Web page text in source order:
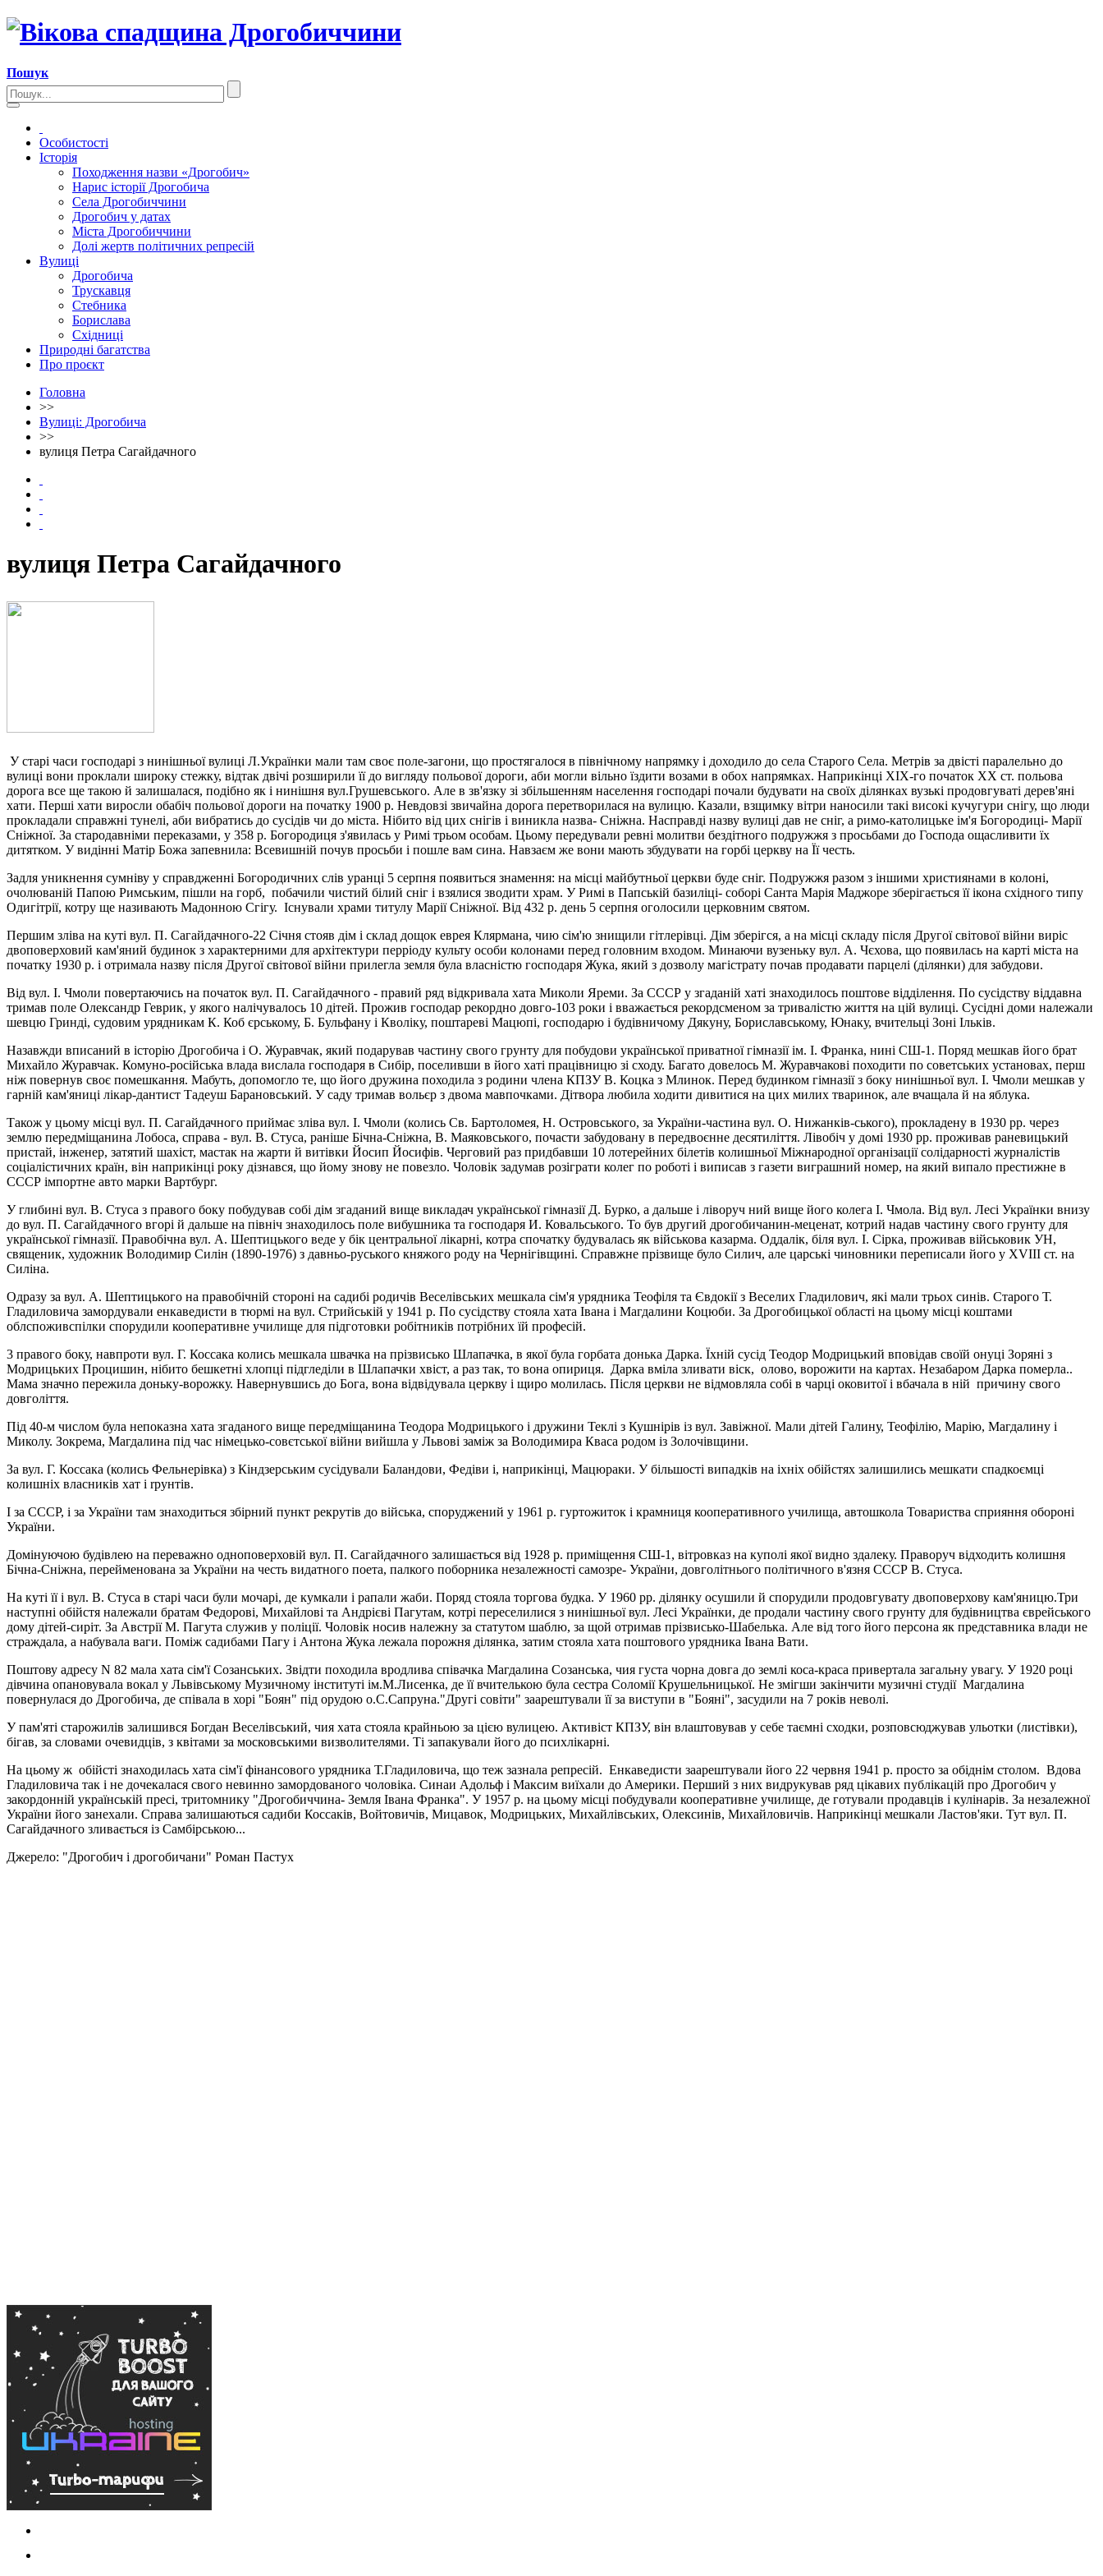
Пошук
Особистості
Історія
Походження назви «Дрогобич»
Нарис історії Дрогобича
Села Дрогобиччини
Дрогобич у датах
Міста Дрогобиччини
Долі жертв політичних репресій
Вулиці
Дрогобича
Трускавця
Стебника
Борислава
Східниці
Природні багатства
Про проєкт
Головна
>>
Вулиці: Дрогобича
>>
вулиця Петра Сагайдачного
вулиця Петра Сагайдачного
У старі часи господарі з нинішньої вулиці Л.Українки мали там своє поле-загони, що простягалося в північному напрямку і доходило до села Старого Села. Метрів за двісті паралельно до
вулиці вони проклали широку стежку, відтак двічі розширили її до вигляду польової дороги, аби могли вільно їздити возами в обох напрямках. Наприкінці ХІХ-го початок ХХ ст. польова
дорога все ще такою й залишалася, подібно як і нинішня вул.Грушевського. Але в зв'язку зі збільшенням населення господарі почали будувати на своїх ділянках вузькі продовгуваті дерев'яні
хати. Перші хати виросли обабіч польової дороги на початку 1900 р. Невдовзі звичайна дорога перетворилася на вулицю. Казали, взщимку вітри наносили такі високі кучугури снігу, що люди
прокладали справжні тунелі, аби вибратись до сусідів чи до міста. Нібито від цих снігів і виникла назва- Сніжна. Насправді назву вулиці дав не сніг, а римо-католицьке ім'я Богородиці- Марії
Сніжної. За стародавніми переказами, у 358 р. Богородиця з'явилась у Римі трьом особам. Цьому передували ревні молитви бездітного подружжя з просьбами до Господа ощасливити їх
дитятком. У видінні Матір Божа запевнила: Всевишній почув просьби і пошле вам сина. Навзаєм же вони мають збудувати на горбі церкву на Її честь.
Задля уникнення сумніву у справдженні Богородичних слів уранці 5 серпня появиться знамення: на місці майбутньої церкви буде сніг. Подружжя разом з іншими християнами в колоні,
очолюваній Папою Римським, пішли на горб, побачили чистий білий сніг і взялися зводити храм. У Римі в Папській базиліці- соборі Санта Марія Маджоре зберігається її ікона східного типу
Одигітрії, котру ще називають Мадонною Сгігу. Існували храми титулу Марії Сніжної. Від 432 р. день 5 серпня оголосили церковним святом.
Першим зліва на куті вул. П. Сагайдачного-22 Cічня стояв дім і склад дощок еврея Клярмана, чию сім'ю знищили гітлерівці. Дім зберігся, а на місці складу після Другої світової війни вирiс
двоповерховий кам'яний будинок з характерними для архітектури перpiоду культу особи колонами перед головним входом. Минаючи вузеньку вул. А. Чєхова, що появилась на карті міста на
початку 1930 р. i отримала назву після Другої світової війни прилегла земля була власністю господаря Жука, який з дозволу магiстрату почав продавати парцелі (ділянки) для забудови.
Від вул. І. Чмоли повертаючись на початок вул. П. Сагайдачного - правий ряд відкривала хата Миколи Яреми. За СССР у згаданій хаті знаходилось поштове відділення. По сусідству віддавна
тримав поле Олександр Геврик, у якого налічувалось 10 дітей. Прожив господар рекордно довго-103 роки і вважається рекордсменом за тривалістю життя на цій вулиці. Сусідні доми належали
шевцю Гринді, судовим урядникам К. Коб єрському, Б. Бульфану і Кволіку, поштареві Мацюпі, господарю і будівничому Дякуну, Бориславському, Юнаку, вчительці Зоні Ільків.
Назавжди вписаний в історію Дрогобича і О. Журавчак, який подарував частину свого грунту для побудови української приватної гімназії ім. I. Франка, нині СШ-1. Поряд мешкав його брат
Михайло Журавчак. Комуно-російська влада вислала господаря в Сибір, поселивши в його хаті працівницю зі сходу. Багато довелось М. Журавчакові походити по советських установах, перш
ніж повернув своє помешкання. Мабуть, допомогло те, що його дружина походила з родини члена КПЗУ В. Коцка з Млинок. Перед будинком гімназії з боку нинішньої вул. I. Чмоли мешкав у
гарній кам'яниці лікар-дантист Тадеуш Барановський. У саду тримав вольєр з двома мавпочками. Дітвора любила ходити дивитися на цих милих тваринок, але вчащала й на яблука.
Також у цьому мiсці вул. П. Сагайдачного приймає зліва вул. I. Чмоли (колись Св. Бартоломея, Н. Островського, за України-частина вул. О. Нижанків-ського), прокладену в 1930 рр. через
землю передміщанина Лобоса, справа - вул. В. Стуса, раніше Бічна-Сніжна, В. Маяковського, почасти забудовану в передвоєнне десятиліття. Лівобіч у домі 1930 рр. проживав раневицький
пристай, інженер, затятий шахіст, мастак на жарти й витівки Йосип Йосифів. Черговий раз придбавши 10 лотерейних білетів колишньої Міжнародної організації солідарності журналістів
соціалістичних країн, він наприкінці року дізнався, що йому знову не повезло. Чоловік задумав розіграти колег по роботі і виписав з газети виграшний номер, на який випало престижне в
СССР імпортне авто марки Вартбург.
У глибині вул. В. Стуса з правого боку побудував собі дім згаданий вище викладач української гімназії Д. Бурко, а дальше і ліворуч ний вище його колега I. Чмола. Від вул. Лесі Українки внизу
до вул. П. Сагайдачного вгорі й дальше на північ знаходилось поле вибушника та господаря И. Ковальського. То був другий дрогобичанин-меценат, котрий надав частину свого грунту для
української гімназії. Правобічна вул. А. Шептицького веде у бік центральної лікарні, котра спочатку будувалась як військова казарма. Оддалік, біля вул. I. Ciрка, проживав військовик УН,
священик, художник Володимир Силін (1890-1976) з давньо-руського княжого роду на Чернігівщині. Справжне прізвище було Силич, але царські чиновники переписали його у XVIII ст. на
Силіна.
Одразу за вул. А. Шептицького на правобічній стороні на садибі родичів Веселівських мешкала сім'я урядника Теофіля та Євдокії з Веселих Гладилович, які мали трьох синів. Старого Т.
Гладиловича замордували енкаведисти в тюрмі на вул. Стрийській у 1941 р. По сусідству стояла хата Івана і Магдалини Коцюби. За Дрогобицької області на цьому місці коштами
облспоживспілки спорудили кооперативне училище для підготовки робітників потрібних їй професій.
3 правого боку, навпроти вул. Г. Коссака колись мешкала швачка на прізвисько Шлапачка, в якої була горбата донька Дарка. Їхній сусід Теодор Модрицький вповідав своїй онуці Зоряні з
Модрицьких Процишин, нібито бешкетні хлопці підгледіли в Шлапачки хвіст, а раз так, то вона опириця. Дарка вміла зливати віск, олово, ворожити на картах. Незабаром Дарка померла..
Мама значно пережила доньку-ворожку. Навернувшись до Бога, вона відвідувала церкву і щиро молилась. Після церкви не відмовляла собі в чарці оковитої і вбачала в ній причину свого
довголіття.
Під 40-м числом була непоказна хата згаданого вище передміщанина Теодора Модрицького і дружини Теклі з Кушнірів із вул. Завіжної. Мали дітей Галину, Теофілію, Марію, Магдалину і
Миколу. Зокрема, Магдалина під час німецько-совєтської війни вийшла у Львові заміж за Володимира Кваса родом із Золочівщини.
За вул. Г. Коссака (колись Фельнерівка) з Кіндзерським сусідували Баландови, Федіви і, наприкінці, Мацюраки. У більшості випадків на іхніх обійстях залишились мешкати спадкоємці
колишніх власників хат i rрунтів.
І за СССР, і за України там знаходиться збірний пункт рекрутів до війська, споруджений у 1961 р. гуртожиток і крамниця кооперативного училища, автошкола Товариства сприяння обороні
України.
Домінуючою будівлею на переважно одноповерховій вул. П. Сагайдачного залишається від 1928 р. приміщення СШ-1, вітровказ на куполі якої видно здалеку. Праворуч відходить колишня
Бічна-Сніжна, перейменована за України на честь видатного поета, палкого поборника незалежності самозре- України, довголітнього політичного в'язня СССР В. Стуса.
На куті її і вул. В. Стуса в старі часи були мочарі, де кумкали і рапали жаби. Поряд стояла торгова будка. У 1960 рp. ділянку осушили й спорудили продовгувату двоповерхову кам'яницю.Три
наступні обійстя належали братам Федорові, Михайлові та Андрієві Пагутам, котрі переселилися з нинішньої вул. Лесі Українки, де продали частину свого грунту для будівництва єврейського
дому дітей-сиріт. За Австрії М. Пагута служив у поліції. Чоловік носив належну за статутом шаблю, за щой отримав прізвисько-Шабелька. Але від того його персона як представника влади не
страждала, а набувала ваги. Поміж садибами Пагу i Антона Жука лежала порожня ділянка, затим стояла хата поштового урядника Івана Вати.
Поштову адресу N 82 мала хата сім'ї Созанських. Звідти походила вродлива співачка Магдалина Созанська, чия густа чорна довга до землі коса-краса привертала загальну увагу. У 1920 році
дівчина опановувала вокал у Львівському Музичному інституті ім.М.Лисенка, де її вчителькою була сестра Соломії Крушельницької. Не змігши закінчити музичні студії Магдалина
повернулася до Дрогобича, де співала в хорі "Боян" під орудою о.С.Сапруна."Другі совіти" заарештували її за виступи в "Бояні", засудили на 7 років неволі.
У пам'яті старожилів залишився Богдан Веселівський, чия хата стояла крайньою за цією вулицею. Активіст КПЗУ, він влаштовував у себе таємні сходки, розповсюджував ульотки (листівки),
бігав, за словами очевидців, з квітами за московськими визволителями. Ті запакували його до психлікарні.
На цьому ж обійсті знаходилась хата сім'ї фінансового урядника Т.Гладиловича, що теж зазнала репресій. Енкаведисти заарештували його 22 червня 1941 р. просто за обіднім столом. Вдова
Гладиловича так і не дочекалася свого невинно замордованого чоловіка. Синаи Адольф і Максим виїхали до Америки. Перший з них видрукував ряд цікавих публікацій про Дрогобич у
закордонній українській пресі, тритомнику "Дрогобиччина- Земля Івана Франка". У 1957 р. на цьому місці побудували кооперативне училище, де готували продавців і кулінарів. За незалежної
України його занехали. Справа залишаються садиби Коссаків, Войтовичів, Мицавок, Модрицьких, Михайлівських, Олексинів, Михайловичів. Наприкінці мешкали Ластов'яки. Тут вул. П.
Сагайдачного зливається із Самбірською...
Джерело: "Дрогобич і дрогобичани" Роман Пастух